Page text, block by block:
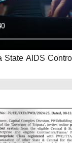
State AIDS